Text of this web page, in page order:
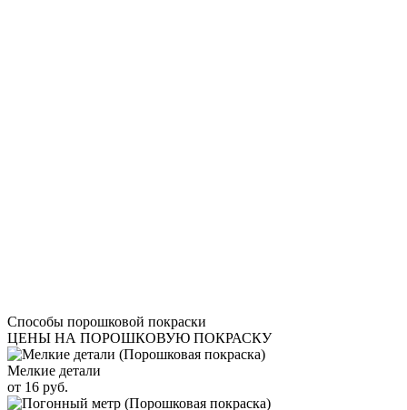
Способы порошковой покраски
ЦЕНЫ НА ПОРОШКОВУЮ ПОКРАСКУ
Мелкие детали
от 16 руб.